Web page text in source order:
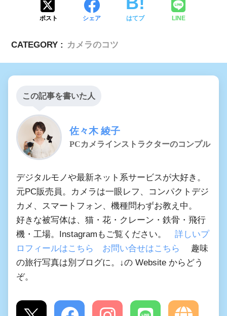
ポスト シェア はてブ LINE
CATEGORY : カメラのコツ
この記事を書いた人
佐々木 綾子
PCカメラインストラクターのコンプル
デジタルモノや最新ネット系サービスが大好き。
元PC販売員。カメラは一眼レフ、コンパクトデジ
カメ、スマートフォン、機種問わずお教え中。
好きな被写体は、猫・花・クレーン・鉄骨・飛行
機・工場。Instagramもご覧ください。 詳しいプ
ロフィールはこちら
お問い合せはこちら
趣味
の旅行写真は別ブログに。↓の Website からどう
ぞ。